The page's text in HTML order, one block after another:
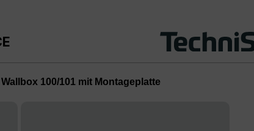
100/101 mit Montageplatte